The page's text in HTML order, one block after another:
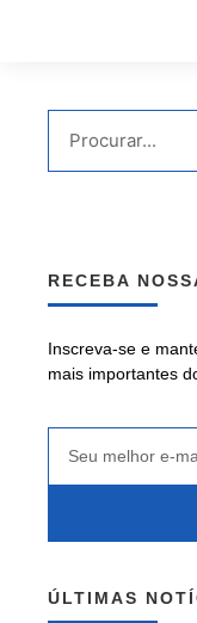
RECEBA
Inscreva-se e
mais importantes
ÚLTIMAS